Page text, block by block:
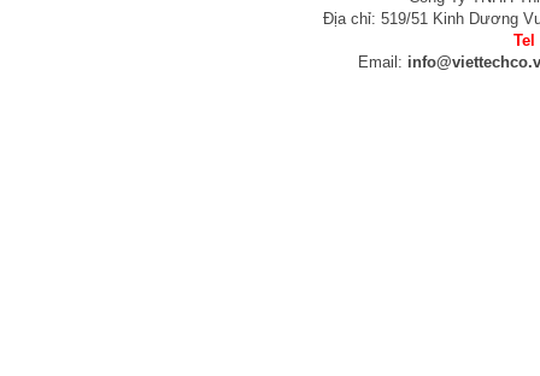
Địa chỉ: 519/51 Kinh Dương
Tel
Email: